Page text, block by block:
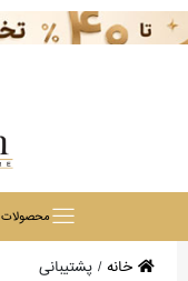
محصولات
خانه/ پشتیبانی